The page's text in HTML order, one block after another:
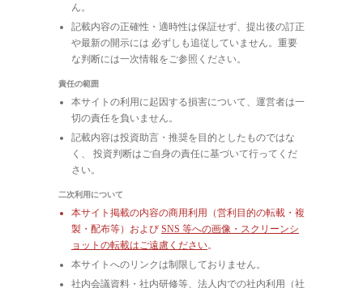
ん。
記載内容の正確性・適時性は保証せず、提出後の訂正
や最新の開示には 必ずしも追従していません。重要
な判断には一次情報をご参照ください。
責任の範囲
本サイトの利用に起因する損害について、運営者は一
切の責任を負いません。
記載内容は投資助言・推奨を目的としたものではな
く、 投資判断はご自身の責任に基づいて行ってくだ
さい。
二次利用について
本サイト掲載の内容の商用利用（営利目的の転載・複
製・配布等）および SNS 等への画像・スクリーンシ
ョットの転載はご遠慮ください。
本サイトへのリンクは制限しておりません。
社内会議資料・社内研修等、法人内での社内利用（社